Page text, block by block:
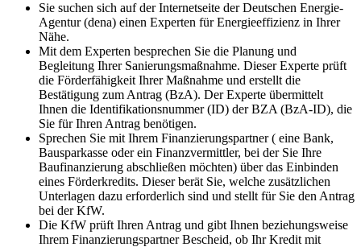
Sie suchen sich auf der Internetseite der Deutschen Energie-
Agentur (dena) einen Experten für Energieeffizienz in Ihrer
Nähe.
Mit dem Experten besprechen Sie die Planung und
Begleitung Ihrer Sanierungsmaßnahme. Dieser Experte prüft
die Förderfähigkeit Ihrer Maßnahme und erstellt die
Bestätigung zum Antrag (BzA). Der Experte übermittelt
Ihnen die Identifikationsnummer (ID) der BZA (BzA-ID), die
Sie für Ihren Antrag benötigen.
Sprechen Sie mit Ihrem Finanzierungspartner ( eine Bank,
Bausparkasse oder ein Finanzvermittler, bei der Sie Ihre
Baufinanzierung abschließen möchten) über das Einbinden
eines Förderkredits. Dieser berät Sie, welche zusätzlichen
Unterlagen dazu erforderlich sind und stellt für Sie den Antrag
bei der KfW.
Die KfW prüft Ihren Antrag und gibt Ihnen beziehungsweise
Ihrem Finanzierungspartner Bescheid, ob Ihr Kredit mit